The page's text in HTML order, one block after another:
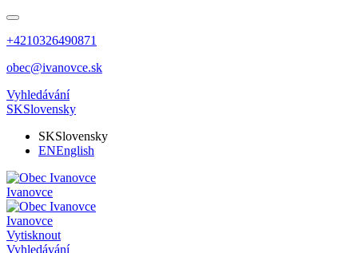
+4210326490871
obec@ivanovce.sk
Vyhledávání
SKSlovensky
SKSlovensky
ENEnglish
Ivanovce
Ivanovce
Vytisknout
Vyhledávání